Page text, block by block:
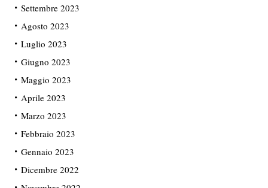
Settembre 2023
Agosto 2023
Luglio 2023
Giugno 2023
Maggio 2023
Aprile 2023
Marzo 2023
Febbraio 2023
Gennaio 2023
Dicembre 2022